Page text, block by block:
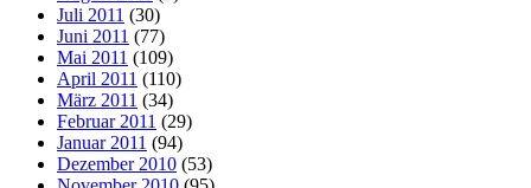
Juli 2011 (30)
Juni 2011 (77)
Mai 2011 (109)
April 2011 (110)
März 2011 (34)
Februar 2011 (29)
Januar 2011 (94)
Dezember 2010 (53)